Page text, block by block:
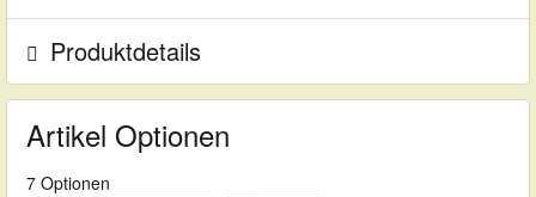
Produktdetails
Artikel Optionen
7 Optionen